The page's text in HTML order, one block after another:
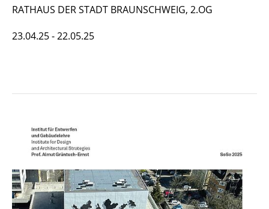
RATHAUS DER STADT BRAUNSCHWEIG, 2.OG
23.04.25 - 22.05.25